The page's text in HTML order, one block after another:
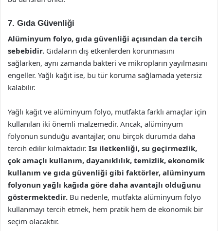
7. Gıda Güvenliği
Alüminyum folyo, gıda güvenliği açısından da tercih
sebebidir. Gıdaların dış etkenlerden korunmasını
sağlarken, aynı zamanda bakteri ve mikropların yayılmasını
engeller. Yağlı kağıt ise, bu tür koruma sağlamada yetersiz
kalabilir.
Yağlı kağıt ve alüminyum folyo, mutfakta farklı amaçlar için
kullanılan iki önemli malzemedir. Ancak, alüminyum
folyonun sunduğu avantajlar, onu birçok durumda daha
tercih edilir kılmaktadır. Isı iletkenliği, su geçirmezlik,
çok amaçlı kullanım, dayanıklılık, temizlik, ekonomik
kullanım ve gıda güvenliği gibi faktörler, alüminyum
folyonun yağlı kağıda göre daha avantajlı olduğunu
göstermektedir. Bu nedenle, mutfakta alüminyum folyo
kullanmayı tercih etmek, hem pratik hem de ekonomik bir
seçim olacaktır.